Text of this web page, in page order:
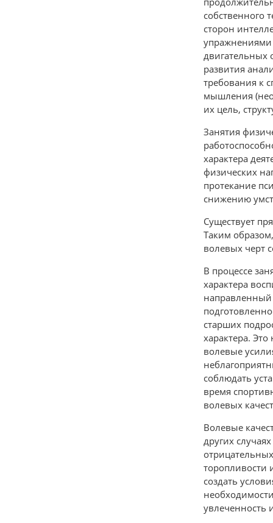
собственного
сторон
упражнениями
двигательных
развития
требования к
мышления
их цель,
Занятия
характера
физических
протекание
снижению
Существует
Таким
волевых черт
В процессе
характера
направленный
старших
характера.
волевые
соблюдать
время
волевых
Волевые
других
торопливости
создать
увлеченность